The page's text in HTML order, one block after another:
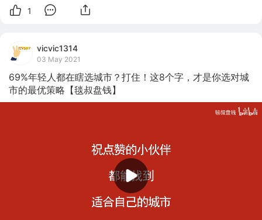
1
vicvic1314
03 May 2021
69%年轻人都在瞎选城市？打住！这8个字，才是你选对城
市的最优策略【毯叔盘钱】